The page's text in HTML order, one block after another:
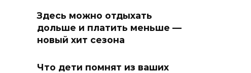
Здесь можно отдыхать
дольше и платить меньше —
новый хит сезона
Что дети помнят из ваших